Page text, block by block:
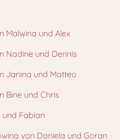
Malwina und Alex
Nadine und Dennis
Janina und Matteo
Bine und Chris
und Fabian
von Daniela und Goran